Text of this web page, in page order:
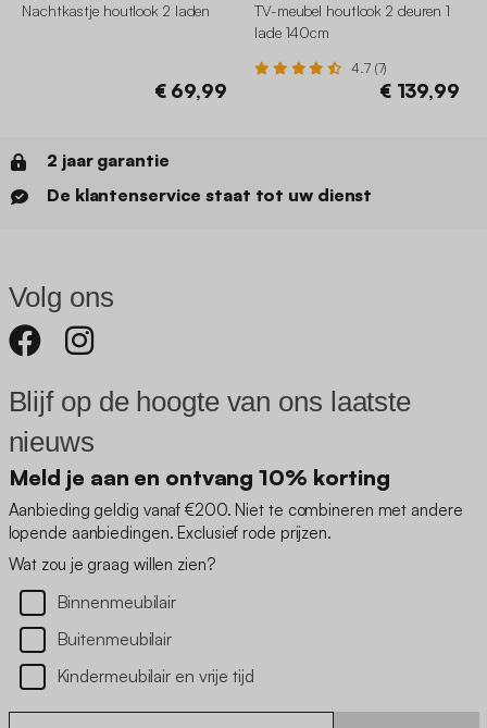
Nachtkastje houtlook 2 laden
€ 69,99
TV-meubel houtlook 2 deuren 1
lade 140cm
4.7 (7)
€ 139,99
2 jaar garantie
De klantenservice staat tot uw dienst
Volg ons
Blijf op de hoogte van ons laatste
nieuws
Meld je aan en ontvang 10% korting
Aanbieding geldig vanaf €200. Niet te combineren met andere
lopende aanbiedingen. Exclusief rode prijzen.
Wat zou je graag willen zien?
Binnenmeubilair
Buitenmeubilair
Kindermeubilair en vrije tijd